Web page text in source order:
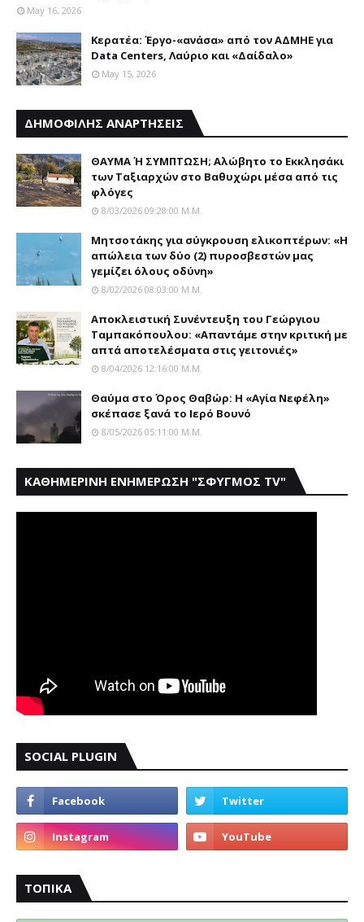
May 16, 2026
Κερατέα: Έργο-«ανάσα» από τον ΑΔΜΗΕ για
Data Centers, Λαύριο και «Δαίδαλο»
May 15, 2026
ΔΗΜΟΦΙΛΗΣ ΑΝΑΡΤΗΣΕΙΣ
ΘΑΥΜΑ Ή ΣΥΜΠΤΩΣΗ; Aλώβητο το Eκκλησάκι
των Tαξιαρχών στο Bαθυχώρι μέσα από τις
φλόγες
8/03/2026 09:28:00 Μ.μ.
Μητσοτάκης για σύγκρουση ελικοπτέρων: «Η
απώλεια των δύο (2) πυροσβεστών μας
γεμίζει όλους οδύνη»
8/02/2026 08:03:00 Μ.μ.
Αποκλειστική Συνέντευξη του Γεώργιου
Ταμπακόπουλου: «Απαντάμε στην κριτική με
απτά αποτελέσματα στις γειτονιές»
8/04/2026 12:16:00 Μ.μ.
Θαύμα στο Όρος Θαβώρ: H «Aγία Nεφέλη»
σκέπασε ξανά το Iερό Bουνό
8/05/2026 05:11:00 Μ.μ.
ΚΑΘΗΜΕΡΙΝΗ ΕΝΗΜΕΡΩΣΗ "ΣΦΥΓΜΟΣ TV"
SOCIAL PLUGIN
ΤΟΠΙΚΑ